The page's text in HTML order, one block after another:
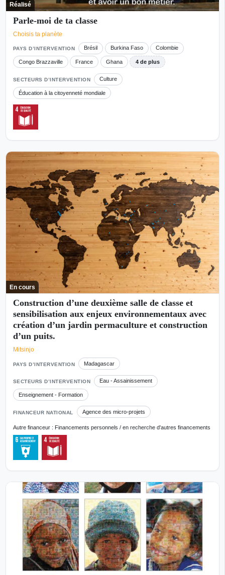
Réalisé
Parle-moi de ta classe
Choisis ta planète
PAYS D’INTERVENTION Brésil Burkina Faso Colombie
Congo Brazzaville France Ghana 4 de plus
SECTEURS D’INTERVENTION Culture
Éducation à la citoyenneté mondiale
En cours
Construction d’une deuxième salle de classe et
sensibilisation aux enjeux environnementaux avec
création d’un jardin permaculture et construction
d’un puits.
Mitsinjo
PAYS D’INTERVENTION Madagascar
SECTEURS D’INTERVENTION Eau - Assainissement
Enseignement - Formation
FINANCEUR NATIONAL Agence des micro-projets
Autre financeur : Financements personnels / en recherche d'autres financements